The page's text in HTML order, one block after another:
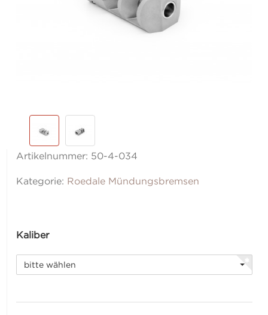
Artikelnummer: 50-4-034
Kategorie: Roedale Mündungsbremsen
Kaliber
bitte wählen